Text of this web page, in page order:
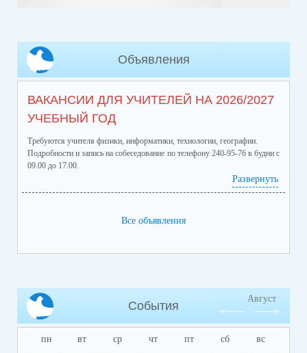
Объявления
ВАКАНСИИ ДЛЯ УЧИТЕЛЕЙ НА 2026/2027
УЧЕБНЫЙ ГОД
Требуются учителя физики, информатики, технологии, географии.
Подробности и запись на собеседование по телефону 240-95-76 в будни с
09.00 до 17.00.
Развернуть
Все объявления
События
Август
пн вт ср чт пт сб вс